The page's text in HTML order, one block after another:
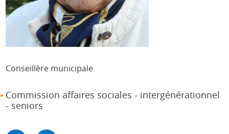
Conseillère municipale
Commission affaires sociales - intergénérationnel
- seniors